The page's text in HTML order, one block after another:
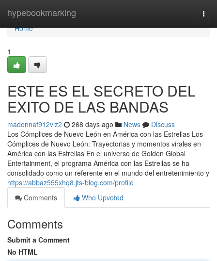
hypebookmarking
Home
Home
1
ESTE ES EL SECRETO DEL
EXITO DE LAS BANDAS
madonnaf912vlz2 268 days ago News
Discuss
Los Cómplices de Nuevo León en América con las Estrellas Los
Cómplices de Nuevo León: Trayectorias y momentos virales en
América con las Estrellas En el universo de Golden Global
Entertainment, el programa América con las Estrellas se ha
consolidado como un referente en el mundo del entretenimiento y
https://abbaz555xhq8.jts-blog.com/profile
Comments
Who Upvoted
Comments
Submit a Comment
No HTML